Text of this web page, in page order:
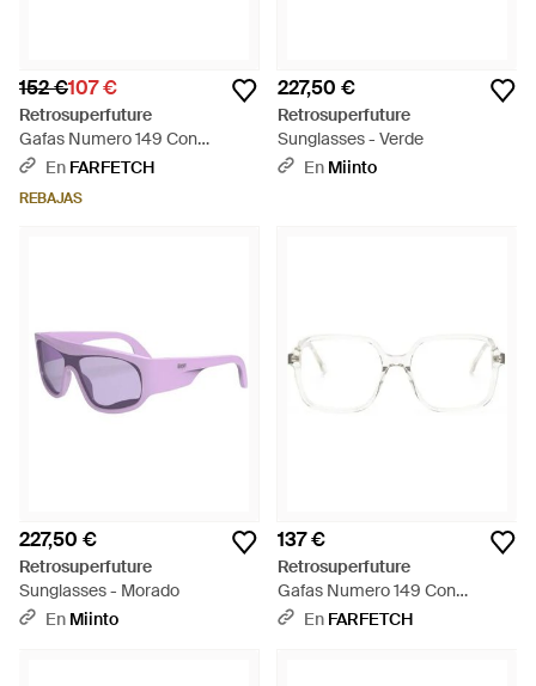
152 €107 €
Retrosuperfuture
Gafas Numero 149 Con
Montura Cuadrada - Marrón
En FARFETCH
REBAJAS
227,50 €
Retrosuperfuture
Sunglasses - Verde
En Miinto
227,50 €
Retrosuperfuture
Sunglasses - Morado
En Miinto
137 €
Retrosuperfuture
Gafas Numero 149 Con
Montura Cuadrada - Blanco
En FARFETCH